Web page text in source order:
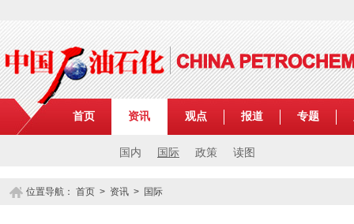
首页 资讯
国内 国际 政策 读图
观点 报道 专题
位置导航： 首页 > 资讯 > 国际